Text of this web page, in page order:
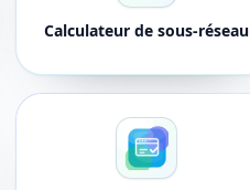
Calculateur de sous-réseau